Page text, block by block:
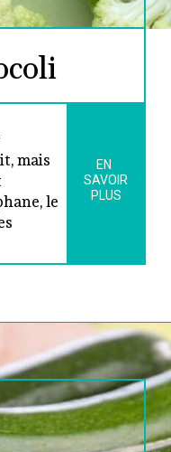
mais
le
EN
SAVOIR
PLUS